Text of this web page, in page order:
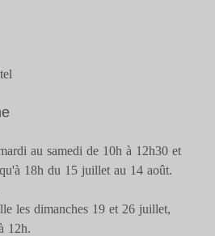
au samedi de 10h à 12h30 et
18h du 15 juillet au 14 août.
les dimanches 19 et 26 juillet,
12h.